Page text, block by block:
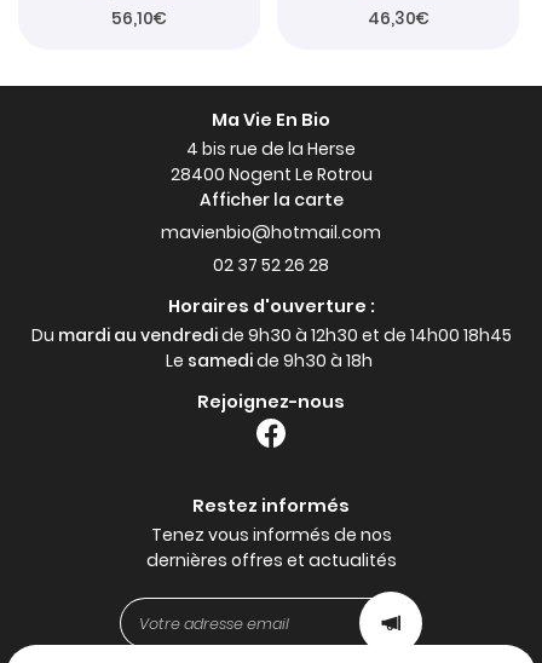
56,10€
46,30€
Ma Vie En Bio
4 bis rue de la Herse
28400 Nogent Le Rotrou
Afficher la carte
02 37 52 26 28
Horaires d'ouverture :
Du mardi au vendredide 9h30 à 12h30 et de 14h00 18h45
Le samedide 9h30 à 18h
Rejoignez-nous
Restez informés
Tenez vous informés de nos
dernières offres et actualités